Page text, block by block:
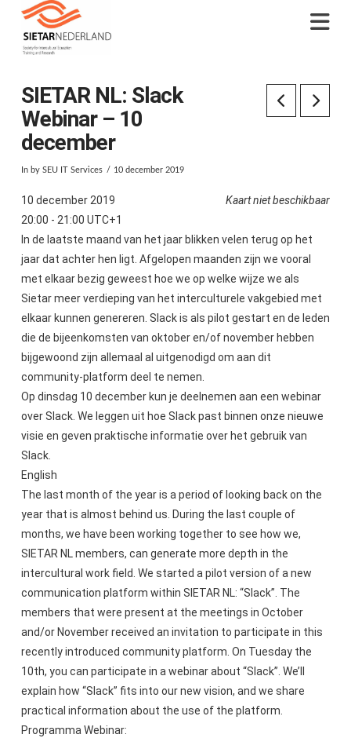
SIETAR NL: Slack
Webinar – 10
december
In by SEU IT Services 10 december 2019
Kaart niet beschikbaar
10 december 2019
20:00 - 21:00 UTC+1
In de laatste maand van het jaar blikken velen terug op het
jaar dat achter hen ligt. Afgelopen maanden zijn we vooral
met elkaar bezig geweest hoe we op welke wijze we als
Sietar meer verdieping van het interculturele vakgebied met
elkaar kunnen genereren. Slack is als pilot gestart en de leden
die de bijeenkomsten van oktober en/of november hebben
bijgewoond zijn allemaal al uitgenodigd om aan dit
community-platform deel te nemen.
Op dinsdag 10 december kun je deelnemen aan een webinar
over Slack. We leggen uit hoe Slack past binnen onze nieuwe
visie en geven praktische informatie over het gebruik van
Slack.
English
The last month of the year is a period of looking back on the
year that is almost behind us. During the last couple of
months, we have been working together to see how we,
SIETAR NL members, can generate more depth in the
intercultural work field. We started a pilot version of a new
communication platform within SIETAR NL: “Slack”. The
members that were present at the meetings in October
and/or November received an invitation to participate in this
recently introduced community platform. On Tuesday the
10th, you can participate in a webinar about “Slack”. We’ll
explain how “Slack” fits into our new vision, and we share
practical information about the use of the platform.
Programma Webinar: